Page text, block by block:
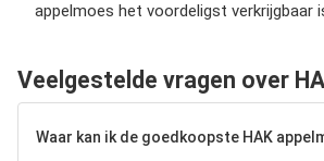
appelmoes het voordeligst verkrijgbaar
Veelgestelde vragen over
Waar kan ik de goedkoopste HAK